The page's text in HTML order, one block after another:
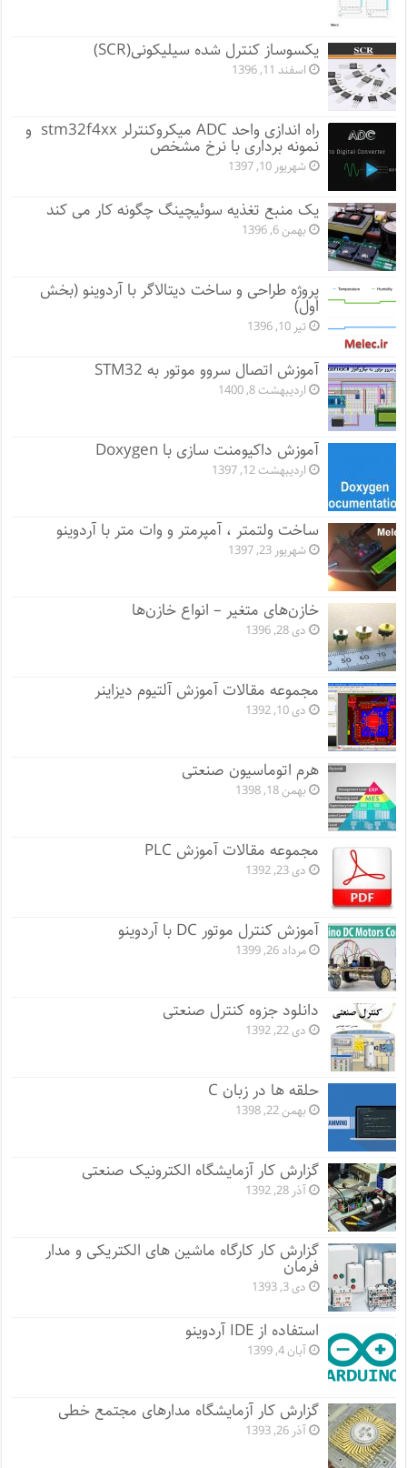
یکسوساز کنترل شده سیلیکونی(SCR)
اسفند 11, 1396
راه اندازی واحد ADC میکروکنترلر stm32f4xx و
نمونه برداری با نرخ مشخص
شهریور 10, 1397
یک منبع تغذیه سوئیچینگ چگونه کار می کند
بهمن 6, 1396
پروژه طراحی و ساخت دیتالاگر با آردوینو (بخش
اول)
تیر 10, 1396
آموزش اتصال سروو موتور به STM32
اردیبهشت 8, 1400
آموزش داکیومنت سازی با Doxygen
اردیبهشت 12, 1397
ساخت ولتمتر ، آمپرمتر و وات متر با آردوینو
شهریور 23, 1397
خازن‌های متغیر – انواع خازن‌ها
دی 28, 1396
مجموعه مقالات آموزش آلتیوم دیزاینر
دی 10, 1392
هرم اتوماسیون صنعتی
بهمن 18, 1398
مجموعه مقالات آموزش PLC
دی 23, 1392
آموزش کنترل موتور DC با آردوینو
مرداد 26, 1399
دانلود جزوه کنترل صنعتی
دی 22, 1392
حلقه ها در زبان C
بهمن 22, 1398
گزارش کار آزمایشگاه الکترونیک صنعتی
آذر 28, 1392
گزارش کار کارگاه ماشین های الکتریکی و مدار
فرمان
دی 3, 1393
استفاده از IDE آردوینو
آبان 4, 1399
گزارش کار آزمایشگاه مدارهای مجتمع خطی
آذر 26, 1393